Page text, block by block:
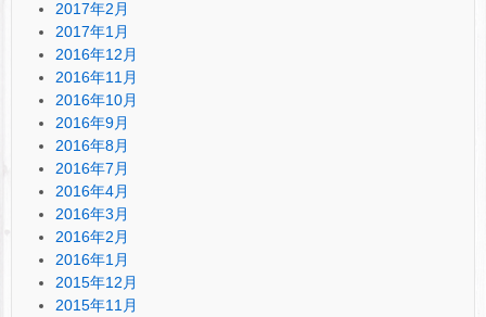
2017年2月
2017年1月
2016年12月
2016年11月
2016年10月
2016年9月
2016年8月
2016年7月
2016年4月
2016年3月
2016年2月
2016年1月
2015年12月
2015年11月